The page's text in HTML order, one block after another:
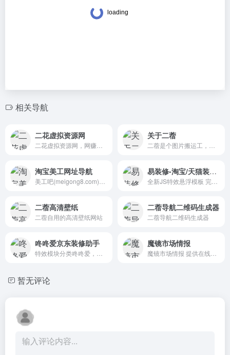
相关导航
二花虚拟资源网 关于二蓿
淘宝美工网址导航 易装修-淘宝/天猫装修代码生成工具
二蓿高清壁纸
二蓿自用的高清壁纸网站
二蓿导航二维码生成器
二蓿导航二维码生成器
咚咚爱京东装修助手 魔镜市场情报
暂无评论